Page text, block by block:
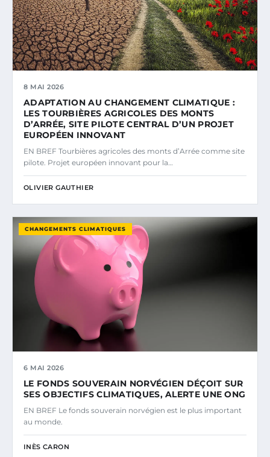
8 MAI 2026
ADAPTATION AU CHANGEMENT CLIMATIQUE :
LES TOURBIÈRES AGRICOLES DES MONTS
D’ARRÉE, SITE PILOTE CENTRAL D’UN PROJET
EUROPÉEN INNOVANT
EN BREF Tourbières agricoles des monts d’Arrée comme site
pilote. Projet européen innovant pour la…
OLIVIER GAUTHIER
CHANGEMENTS CLIMATIQUES
6 MAI 2026
LE FONDS SOUVERAIN NORVÉGIEN DÉÇOIT SUR
SES OBJECTIFS CLIMATIQUES, ALERTE UNE ONG
EN BREF Le fonds souverain norvégien est le plus important
au monde.
INÈS CARON